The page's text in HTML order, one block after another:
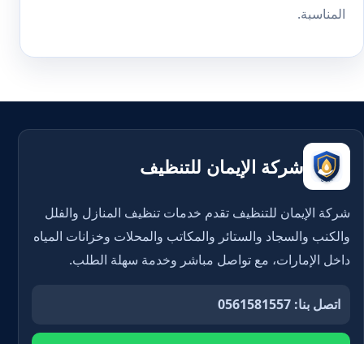
المناسبة.
شركة الإيمان للتنظيف
شركة الإيمان للتنظيف تقدم خدمات تنظيف المنازل والفلل
والكنب والسجاد والستائر والمكاتب والمحلات وخزانات المياه
داخل الإمارات، مع تواصل مباشر وخدمة سهلة الطلب.
اتصل بنا: 0561581557